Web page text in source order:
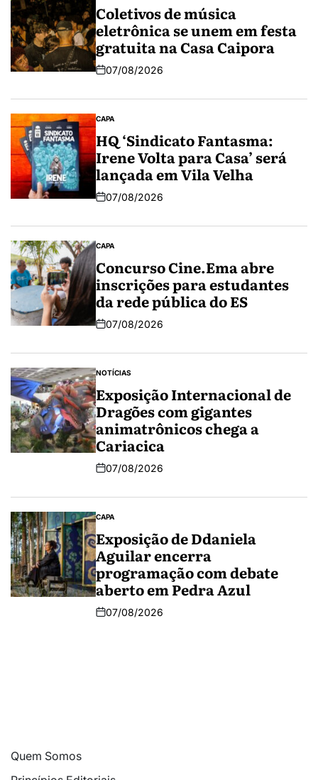
Coletivos de música
eletrônica se unem em festa
gratuita na Casa Caipora
07/08/2026
CAPA
HQ ‘Sindicato Fantasma:
Irene Volta para Casa’ será
lançada em Vila Velha
07/08/2026
CAPA
Concurso Cine.Ema abre
inscrições para estudantes
da rede pública do ES
07/08/2026
NOTÍCIAS
Exposição Internacional de
Dragões com gigantes
animatrônicos chega a
Cariacica
07/08/2026
CAPA
Exposição de Ddaniela
Aguilar encerra
programação com debate
aberto em Pedra Azul
07/08/2026
Quem Somos